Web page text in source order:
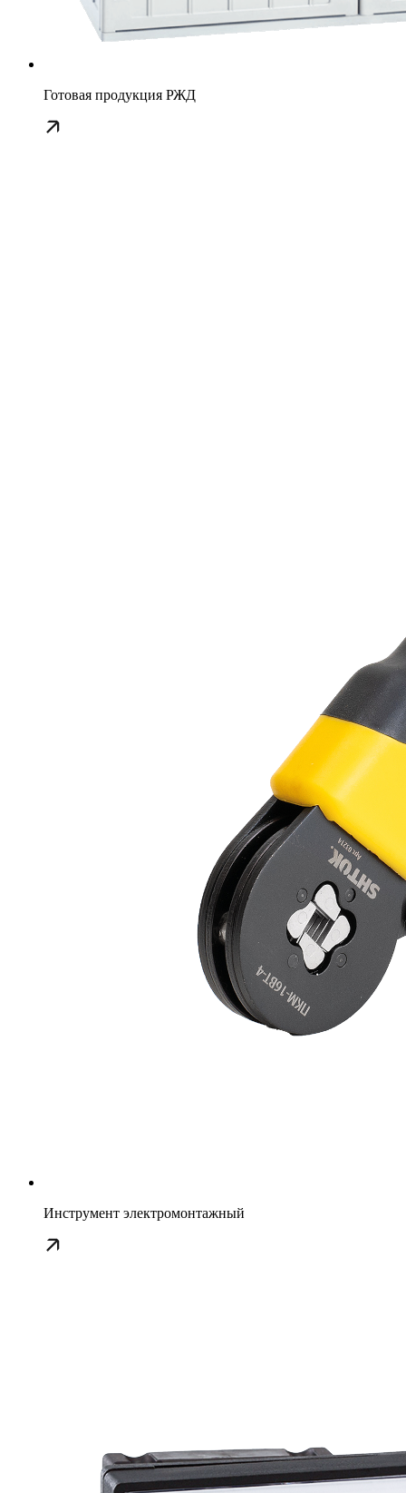
Готовая продукция РЖД
Инструмент электромонтажный